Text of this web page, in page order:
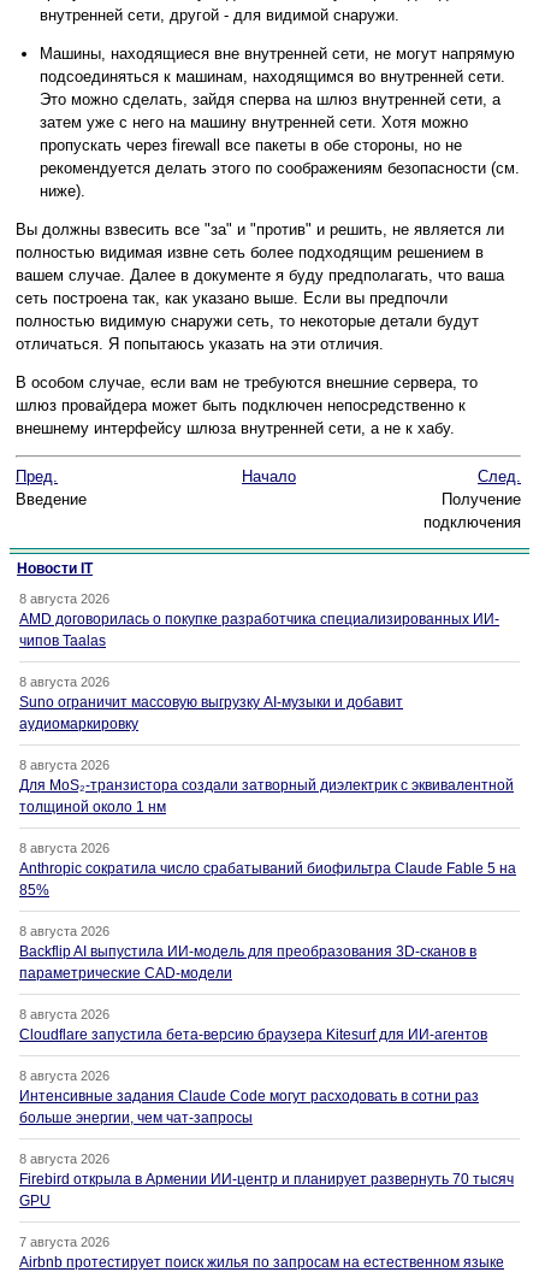
внутренней сети, другой - для видимой снаружи.
Машины, находящиеся вне внутренней сети, не могут напрямую
подсоединяться к машинам, находящимся во внутренней сети.
Это можно сделать, зайдя сперва на шлюз внутренней сети, а
затем уже с него на машину внутренней сети. Хотя можно
пропускать через firewall все пакеты в обе стороны, но не
рекомендуется делать этого по соображениям безопасности (см.
ниже).
Вы должны взвесить все "за" и "против" и решить, не является ли
полностью видимая извне сеть более подходящим решением в
вашем случае. Далее в документе я буду предполагать, что ваша
сеть построена так, как указано выше. Если вы предпочли
полностью видимую снаружи сеть, то некоторые детали будут
отличаться. Я попытаюсь указать на эти отличия.
В особом случае, если вам не требуются внешние сервера, то
шлюз провайдера может быть подключен непосредственно к
внешнему интерфейсу шлюза внутренней сети, а не к хабу.
Пред. Начало
След.
Введение
Получение
подключения
Новости IT
8 августа 2026
AMD договорилась о покупке разработчика специализированных ИИ-
чипов Taalas
8 августа 2026
Suno ограничит массовую выгрузку AI-музыки и добавит
аудиомаркировку
8 августа 2026
Для MoS₂-транзистора создали затворный диэлектрик с эквивалентной
толщиной около 1 нм
8 августа 2026
Anthropic сократила число срабатываний биофильтра Claude Fable 5 на
85%
8 августа 2026
Backflip AI выпустила ИИ-модель для преобразования 3D-сканов в
параметрические CAD-модели
8 августа 2026
Cloudflare запустила бета-версию браузера Kitesurf для ИИ-агентов
8 августа 2026
Интенсивные задания Claude Code могут расходовать в сотни раз
больше энергии, чем чат-запросы
8 августа 2026
Firebird открыла в Армении ИИ-центр и планирует развернуть 70 тысяч
GPU
7 августа 2026
Airbnb протестирует поиск жилья по запросам на естественном языке